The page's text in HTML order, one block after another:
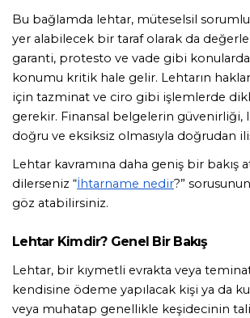
Bu bağlamda lehtar, müteselsil
yer alabilecek bir taraf olarak da
garanti, protesto ve vade gibi
konumu kritik hale gelir. Lehtarın
için tazminat ve ciro gibi işlemlerde
gerekir. Finansal belgelerin
doğru ve eksiksiz olmasıyla doğrudan
Lehtar kavramına daha geniş bir bakış
dilerseniz “İhtarname nedir?”
göz atabilirsiniz.
Lehtar Kimdir? Genel Bir Bakış
Lehtar, bir kıymetli evrakta veya
kendisine ödeme yapılacak kişi ya da
veya muhatap genellikle keşidecinin